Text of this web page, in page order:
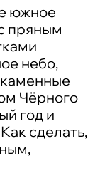
южное
пряным
небо,
Чёрного
год и
сделать,